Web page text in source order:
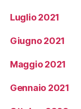
Luglio 2021
Giugno 2021
Maggio 2021
Gennaio 2021